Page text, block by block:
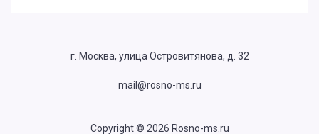
г. Москва, улица Островитянова, д. 32
mail@rosno-ms.ru
Copyright © 2026 Rosno-ms.ru